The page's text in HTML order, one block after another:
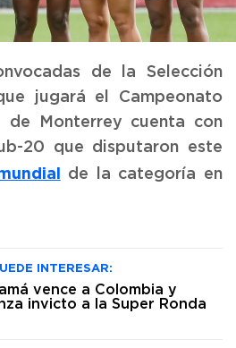
de la Selección
jugará el Campeonato
de Monterrey cuenta con
20 que disputaron este
de la categoría en
INTERESAR:
vence a Colombia y
invicto a la Super Ronda